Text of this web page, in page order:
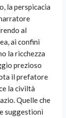
la perspicacia
al
ai confini
la ricchezza
prezioso
il prefatore
la civiltà
Quelle che
suggestioni